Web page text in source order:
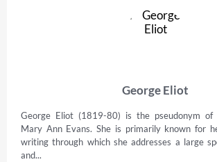
George Eliot
George Eliot (1819-80) is the pseudonym of
Mary Ann Evans. She is primarily known for
writing through which she addresses a large
and...